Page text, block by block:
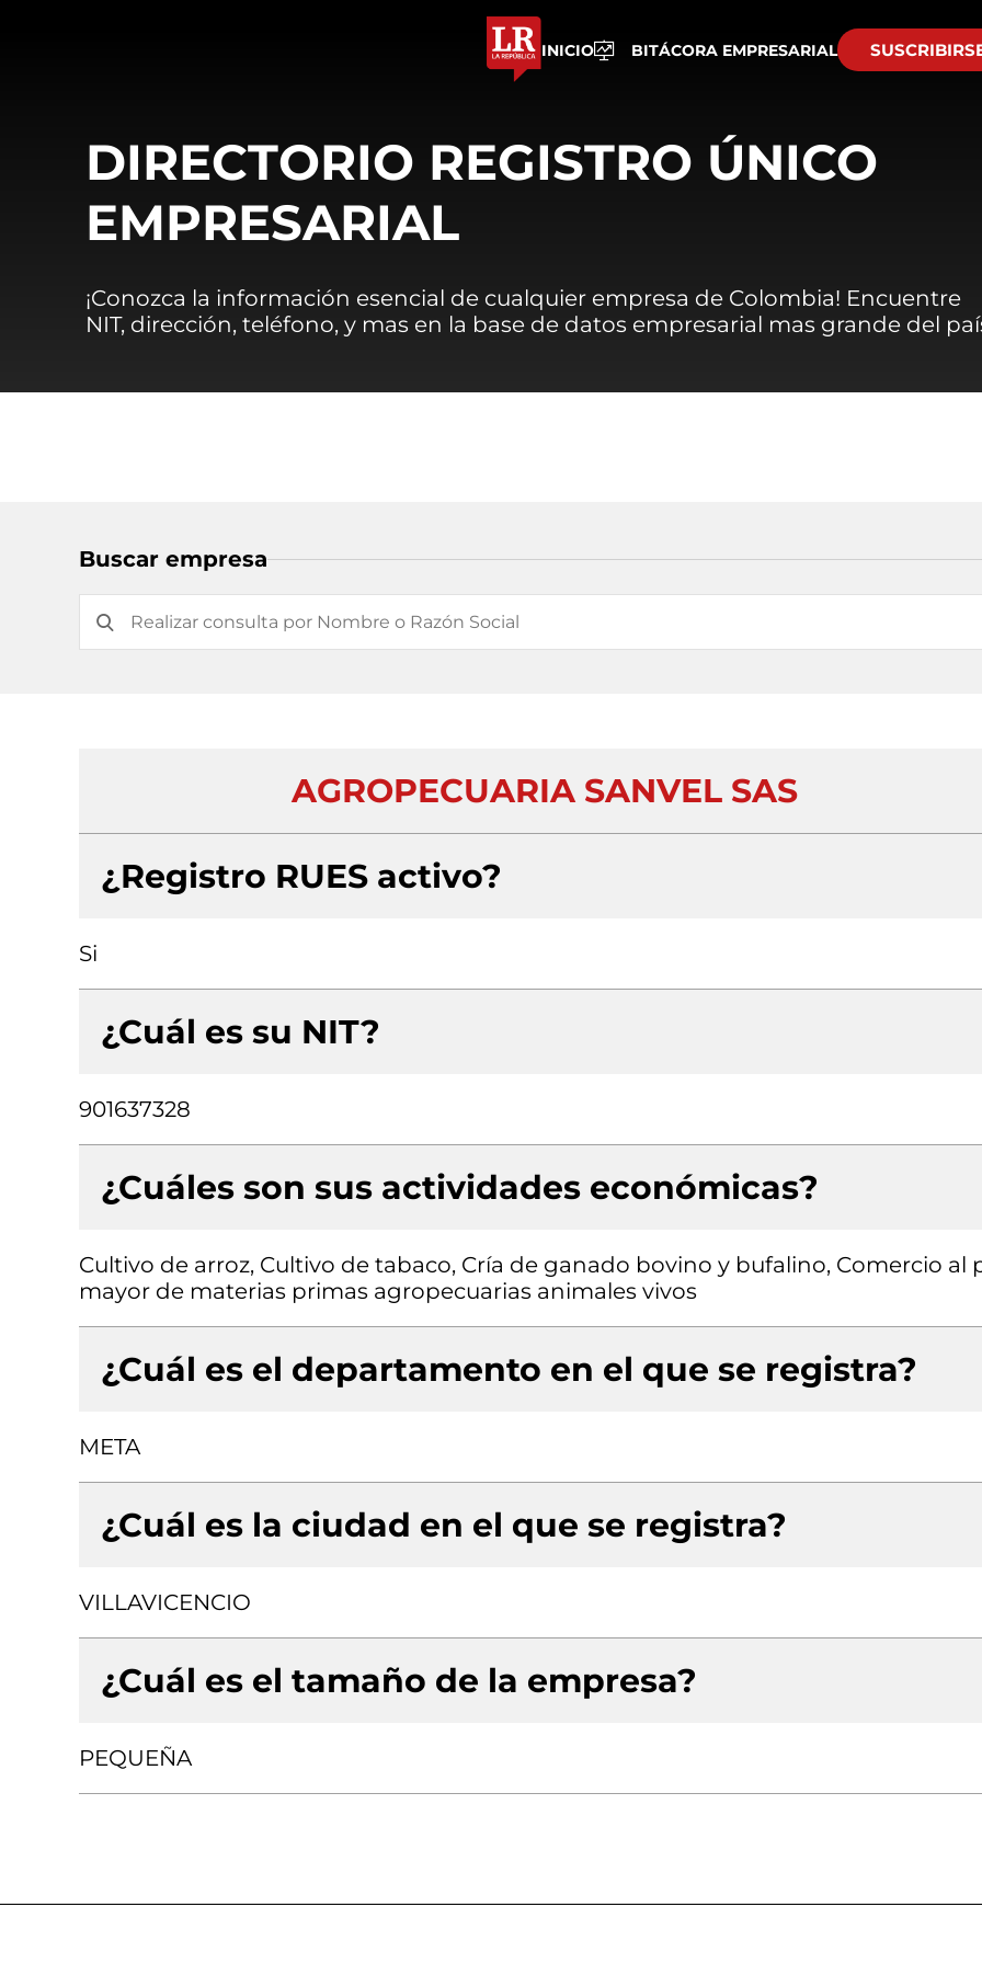
INICIO BITÁCORA EMPRESARIAL
DIRECTORIO REGISTRO ÚNICO
EMPRESARIAL
¡Conozca la información esencial de cualquier empresa de Colombia! Encuentre
NIT, dirección, teléfono, y mas en la base de datos empresarial mas grande del
Buscar empresa
AGROPECUARIA SANVEL SAS
¿Registro RUES activo?
Si
¿Cuál es su NIT?
901637328
¿Cuáles son sus actividades económicas?
Cultivo de arroz, Cultivo de tabaco, Cría de ganado bovino y bufalino, Comercio al
mayor de materias primas agropecuarias animales vivos
¿Cuál es el departamento en el que se registra?
META
¿Cuál es la ciudad en el que se registra?
VILLAVICENCIO
¿Cuál es el tamaño de la empresa?
PEQUEÑA